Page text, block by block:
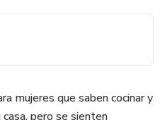
mujeres que saben cocinar y
pero se sienten